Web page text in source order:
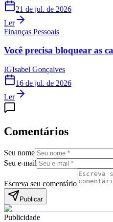
21 de jul. de 2026
Ler
Finanças Pessoais
Você precisa bloquear as
IGIsabel Gonçalves
16 de jul. de 2026
Ler
Comentários
Seu nome
Seu e-mail
Escreva seu comentário
Publicar
Publicidade